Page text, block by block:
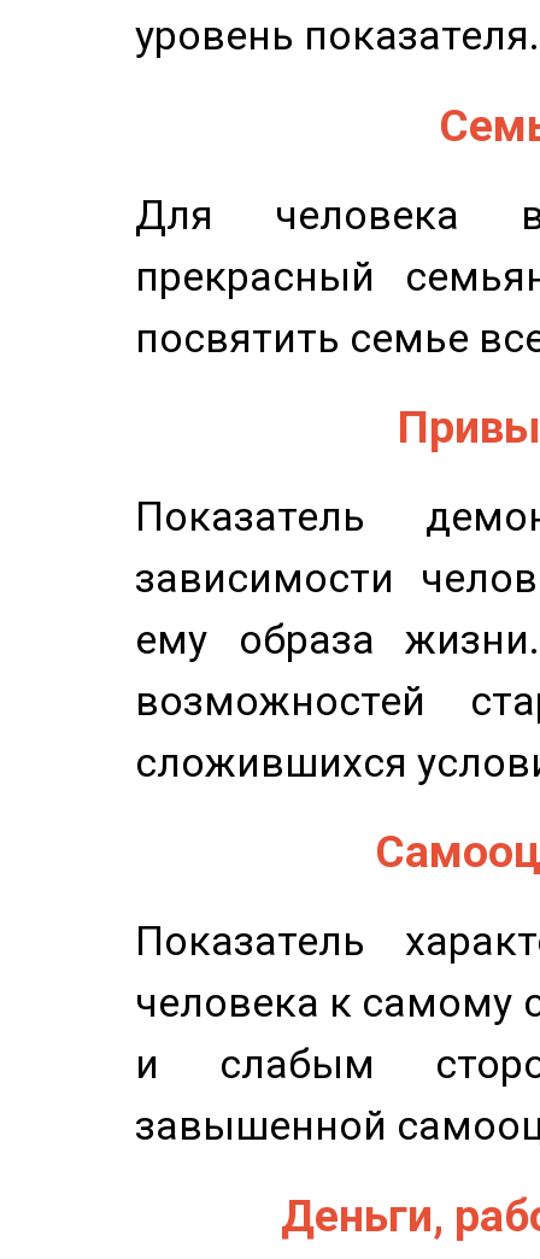
уровень показателя.
Для человека
прекрасный
посвятить семье
Показатель
зависимости
ему образа
возможностей
сложившихся
Показатель
человека к самому
и слабым
завышенной
Деньги,